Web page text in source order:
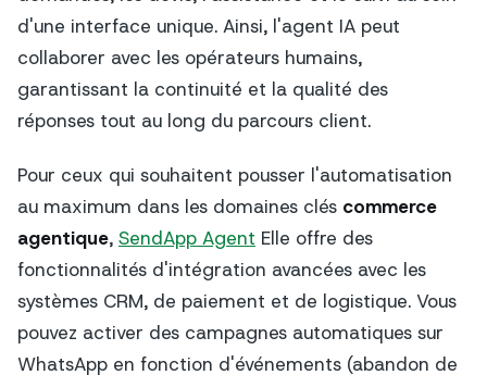
d'une interface unique. Ainsi, l'agent IA peut
collaborer avec les opérateurs humains,
garantissant la continuité et la qualité des
réponses tout au long du parcours client.
Pour ceux qui souhaitent pousser l'automatisation
au maximum dans les domaines clés commerce
agentique, SendApp Agent Elle offre des
fonctionnalités d'intégration avancées avec les
systèmes CRM, de paiement et de logistique. Vous
pouvez activer des campagnes automatiques sur
WhatsApp en fonction d'événements (abandon de